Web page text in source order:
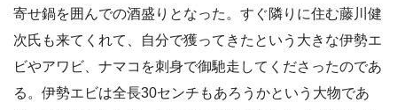
寄せ鍋を囲んでの酒盛りとなった。すぐ隣りに住む藤川健
次氏も来てくれて、自分で獲ってきたという大きな伊勢エ
ビやアワビ、ナマコを刺身で御馳走してくださったのであ
る。伊勢エビは全長30センチもあろうかという大物であ